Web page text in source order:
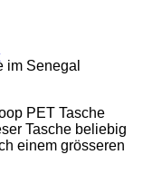
im Senegal
PET Tasche
Tasche beliebig
einem grösseren